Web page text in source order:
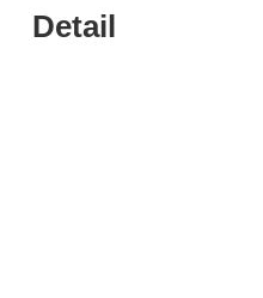
Detail